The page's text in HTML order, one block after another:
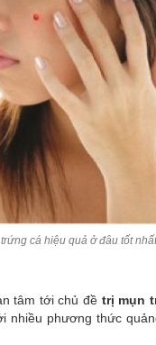
trứng cá hiệu quả ở đâu tốt
tâm tới chủ đề trị mụn
nhiều phương thức